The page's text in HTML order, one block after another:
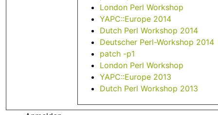
London Perl Workshop
YAPC::Europe 2014
Dutch Perl Workshop 2014
Deutscher Perl-Workshop 2014
patch -p1
London Perl Workshop
YAPC::Europe 2013
Dutch Perl Workshop 2013